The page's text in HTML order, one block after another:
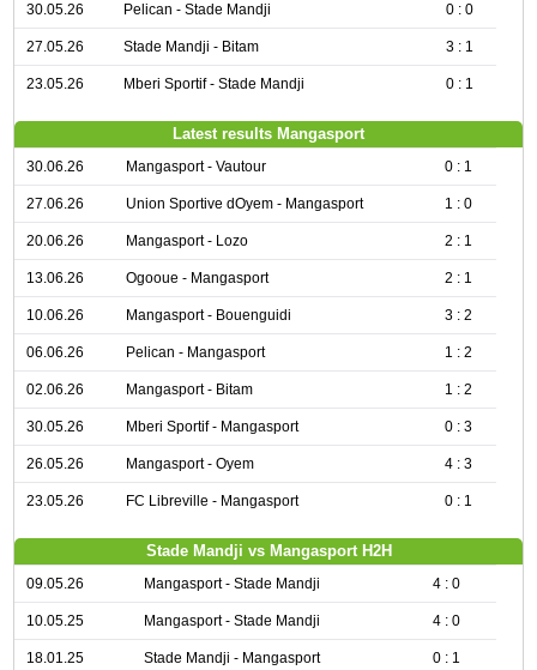
30.05.26 Pelican - Stade Mandji 0 : 0
27.05.26 Stade Mandji - Bitam 3 : 1
23.05.26 Mberi Sportif - Stade Mandji 0 : 1
Latest results Mangasport
30.06.26 Mangasport - Vautour 0 : 1
27.06.26 Union Sportive dOyem - Mangasport 1 : 0
20.06.26 Mangasport - Lozo 2 : 1
13.06.26 Ogooue - Mangasport 2 : 1
10.06.26 Mangasport - Bouenguidi 3 : 2
06.06.26 Pelican - Mangasport 1 : 2
02.06.26 Mangasport - Bitam 1 : 2
30.05.26 Mberi Sportif - Mangasport 0 : 3
26.05.26 Mangasport - Oyem 4 : 3
23.05.26 FC Libreville - Mangasport 0 : 1
Stade Mandji vs Mangasport H2H
09.05.26 Mangasport - Stade Mandji 4 : 0
10.05.25 Mangasport - Stade Mandji 4 : 0
18.01.25 Stade Mandji - Mangasport 0 : 1